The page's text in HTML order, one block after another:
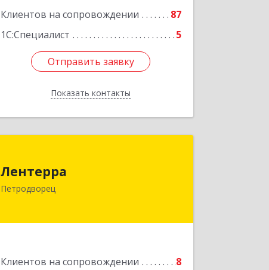
Клиентов на сопровождении
87
1С:Специалист
5
Отправить заявку
Показать контакты
Отправить заявку
Назад
Лентерра
Петродворец
Клиентов на сопровождении 8
198517, Санкт-Петербург, Петергоф г,
Ропшинское шоссе, дом № 3, корпус 2,